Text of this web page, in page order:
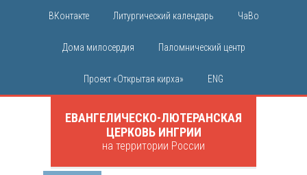
ВКонтакте Литургический календарь ЧаВо
Дома милосердия Паломнический центр
Проект «Открытая кирха» ENG
ЕВАНГЕЛИЧЕСКО-ЛЮТЕРАНСКАЯ
ЦЕРКОВЬ ИНГРИИ
на территории России